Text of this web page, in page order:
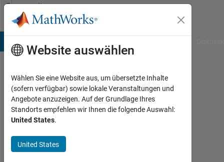
Weiter zum Inhalt
Community
Profile
mehmet
irfan
gedik
Cumhuriyet
University
Website auswählen
Wählen Sie eine Website aus, um übersetzte Inhalte
(sofern verfügbar) sowie lokale Veranstaltungen und
Angebote anzuzeigen. Auf der Grundlage Ihres
Standorts empfehlen wir Ihnen die folgende Auswahl:
United States.
United States